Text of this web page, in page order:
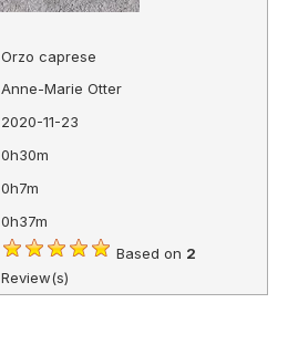
Orzo caprese
Anne-Marie Otter
2020-11-23
0h30m
0h7m
0h37m
Based on 2
Review(s)